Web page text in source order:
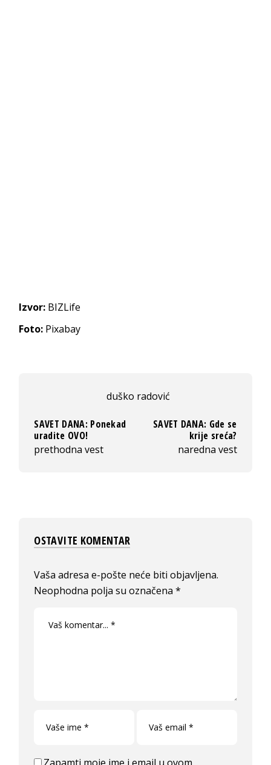
Izvor: BIZLife
Foto: Pixabay
duško radović
SAVET DANA: Ponekad
uradite OVO!
prethodna vest
SAVET DANA: Gde se
krije sreća?
naredna vest
OSTAVITE KOMENTAR
Vaša adresa e-pošte neće biti objavljena.
Neophodna polja su označena*